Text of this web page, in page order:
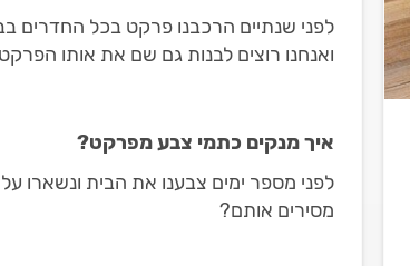
לפני שנתיים הרכבנו פרקט בכל החדרים
ואנחנו רוצים לבנות גם שם את אותו הפרקט
איך מנקים כתמי צבע מפרקט?
לפני מספר ימים צבענו את הבית ונשארו
מסירים אותם?